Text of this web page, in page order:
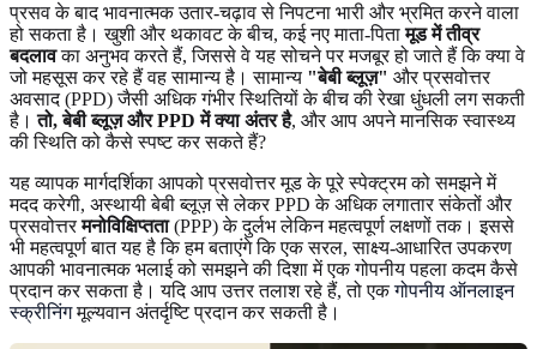
प्रसव के बाद भावनात्मक उतार-चढ़ाव से निपटना भारी और भ्रमित करने वाला
हो सकता है। खुशी और थकावट के बीच, कई नए माता-पितामूड में तीव्र
बदलावका अनुभव करते हैं, जिससे वे यह सोचने पर मजबूर हो जाते हैं कि क्या वे
जो महसूस कर रहे हैं वह सामान्य है। सामान्य "बेबी ब्लूज़" और प्रसवोत्तर
अवसाद (PPD) जैसी अधिक गंभीर स्थितियों के बीच की रेखा धुंधली लग सकती
है।तो, बेबी ब्लूज़ और PPD में क्या अंतर है, और आप अपने मानसिक स्वास्थ्य
की स्थिति को कैसे स्पष्ट कर सकते हैं?
यह व्यापक मार्गदर्शिका आपको प्रसवोत्तर मूड के पूरे स्पेक्ट्रम को समझने में
मदद करेगी, अस्थायी बेबी ब्लूज़ से लेकर PPD के अधिक लगातार संकेतों और
प्रसवोत्तरमनोविक्षिप्तता(PPP) के दुर्लभ लेकिन महत्वपूर्ण लक्षणों तक। इससे
भी महत्वपूर्ण बात यह है कि हम बताएंगे कि एक सरल, साक्ष्य-आधारित उपकरण
आपकी भावनात्मक भलाई को समझने की दिशा में एक गोपनीय पहला कदम कैसे
प्रदान कर सकता है। यदि आप उत्तर तलाश रहे हैं, तो एकगोपनीय ऑनलाइन
स्क्रीनिंगमूल्यवान अंतर्दृष्टि प्रदान कर सकती है।